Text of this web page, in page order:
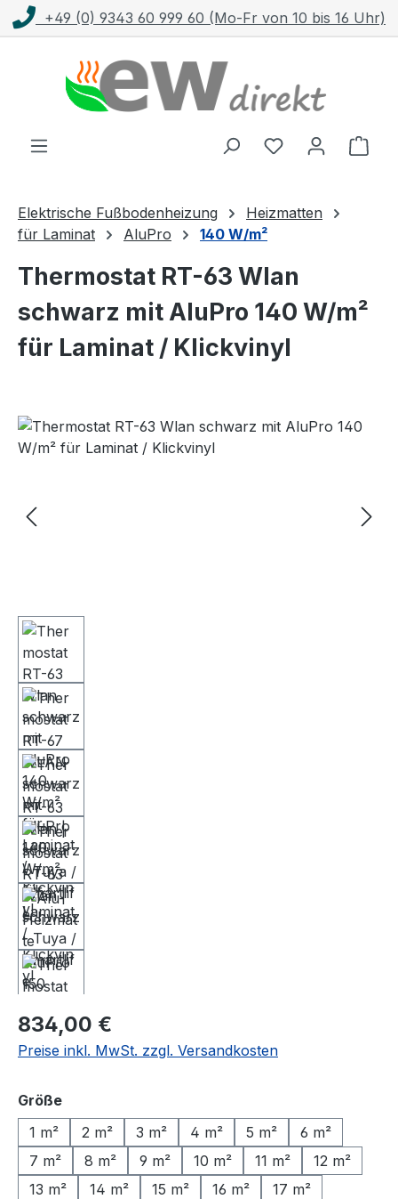
Zum Hauptinhalt springen
10 bis 16 Uhr) Kostenloser Versand mit
Elektrische Fußbodenheizung
Heizmatten
für Laminat
AluPro 140 W/m²
Thermostat RT-63 Wlan
schwarz mit AluPro 140 W/m²
für Laminat / Klickvinyl
Bildergalerie überspringen
Regulärer Preis:
834,00 €
Preise inkl. MwSt. zzgl. Versandkosten
Größeauswählen
1 m²
2 m² 3 m² 4 m² 5 m²
6 m²
7 m²
8 m² 9 m² 10 m² 11 m²
12 m²
13 m²
14 m² 15 m² 16 m²
17 m²